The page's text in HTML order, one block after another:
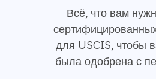
Всё, что вам
для USCIS, чтобы
была одобрена с